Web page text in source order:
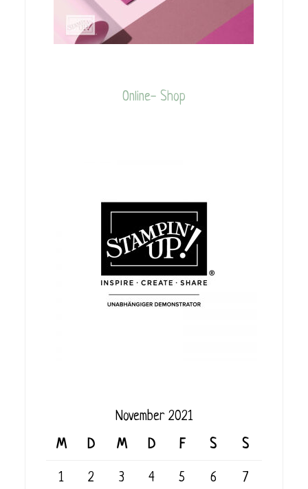
Online- Shop
November 2021
M
D M D F S S
1 2 3 4 5 6 7